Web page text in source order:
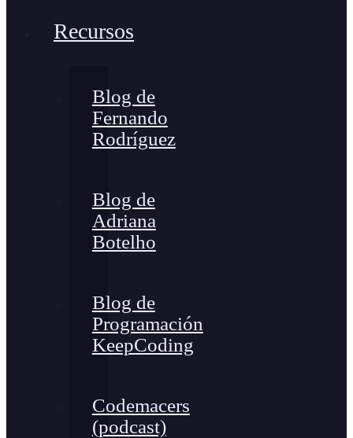
Recursos
Blog de
Fernando
Rodríguez
Blog de
Adriana
Botelho
Blog de
Programación
KeepCoding
Codemacers
(podcast)